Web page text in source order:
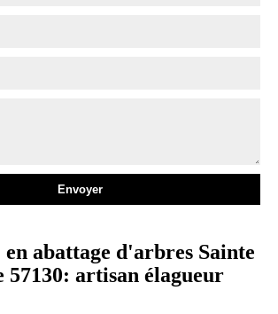
en abattage d'arbres Sainte
57130: artisan élagueur